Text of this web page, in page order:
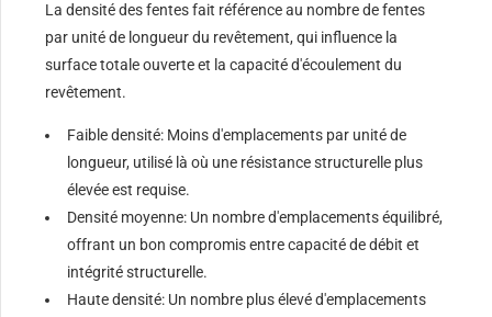
La densité des fentes fait référence au nombre de fentes
par unité de longueur du revêtement, qui influence la
surface totale ouverte et la capacité d'écoulement du
revêtement.
Faible densité: Moins d'emplacements par unité de
longueur, utilisé là où une résistance structurelle plus
élevée est requise.
Densité moyenne: Un nombre d'emplacements équilibré,
offrant un bon compromis entre capacité de débit et
intégrité structurelle.
Haute densité: Un nombre plus élevé d'emplacements